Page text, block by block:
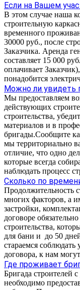
Если на Вашем
В этом случае наша
строительную
временного
30000 руб., после
Заказчика. Аренда
составляет 15 000
оплачивает
понадобится
Можно ли увидеть
Мы предоставляем
действующих
строительства,
материалов и в
бригады.Сообщите
мы территориально
отличие, что одно
которые всегда
наблюдать процесс
Сколько по
Продолжительность
многих факторов, а
застройки,
договоре
строительства,
для бани и до 50
стараемся
договора, к нам
Где проживает
Бригада строителей
необходимо